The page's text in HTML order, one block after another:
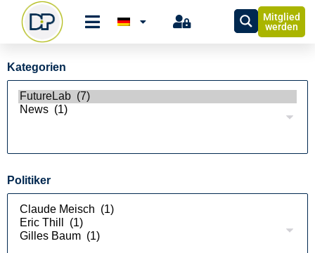
Mitglied
werden
Kategorien
Politiker